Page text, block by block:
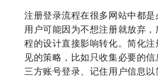
注册登录流程在很多网站中都是
用户可能因为不想注册就放弃
程的设计直接影响转化。简化注
见的策略，比如只收集必要的
三方账号登录、记住用户信息以